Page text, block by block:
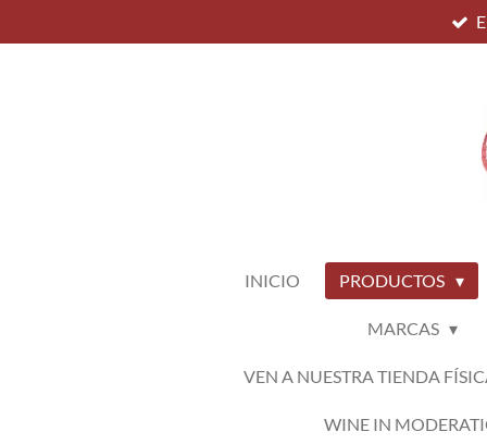
al
INICIO PRODUCTOS
MARCAS
VEN A NUESTRA TIENDA
WINE IN